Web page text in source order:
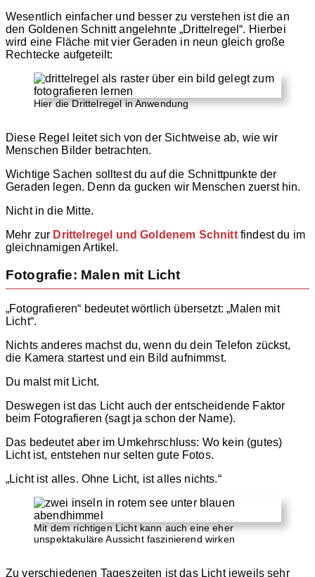
Wesentlich einfacher und besser zu verstehen ist die an
den Goldenen Schnitt angelehnte „Drittelregel“. Hierbei
wird eine Fläche mit vier Geraden in neun gleich große
Rechtecke aufgeteilt:
Hier die Drittelregel in Anwendung
Diese Regel leitet sich von der Sichtweise ab, wie wir
Menschen Bilder betrachten.
Wichtige Sachen solltest du auf die Schnittpunkte der
Geraden legen. Denn da gucken wir Menschen zuerst hin.
Nicht in die Mitte.
Mehr zur Drittelregel und Goldenem Schnittfindest du im
gleichnamigen Artikel.
Fotografie: Malen mit Licht
„Fotografieren“ bedeutet wörtlich übersetzt: „Malen mit
Licht“.
Nichts anderes machst du, wenn du dein Telefon zückst,
die Kamera startest und ein Bild aufnimmst.
Du malst mit Licht.
Deswegen ist das Licht auch der entscheidende Faktor
beim Fotografieren (sagt ja schon der Name).
Das bedeutet aber im Umkehrschluss: Wo kein (gutes)
Licht ist, entstehen nur selten gute Fotos.
„Licht ist alles. Ohne Licht, ist alles nichts.“
Mit dem richtigen Licht kann auch eine eher
unspektakuläre Aussicht faszinierend wirken
Zu verschiedenen Tageszeiten ist das Licht jeweils sehr